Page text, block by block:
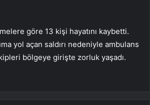
göre 13 kişi hayatını kaybetti.
yol açan saldırı nedeniyle ambulans
bölgeye girişte zorluk yaşadı.